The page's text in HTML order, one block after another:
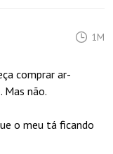
1M
comprar ar-
Mas não.
o meu tá ficando